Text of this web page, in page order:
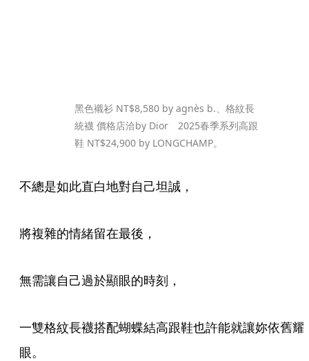
黑色襯衫 NT$8,580 by agnès b.、格紋長
統襪 價格店洽by Dior 2025春季系列高跟
鞋 NT$24,900 by LONGCHAMP。
不總是如此直白地對自己坦誠，
將複雜的情緒留在最後，
無需讓自己過於顯眼的時刻，
一雙格紋長襪搭配蝴蝶結高跟鞋也許能就讓妳依舊耀
眼。